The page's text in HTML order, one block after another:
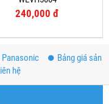
240,000 đ
Bảng giá sản
hệ